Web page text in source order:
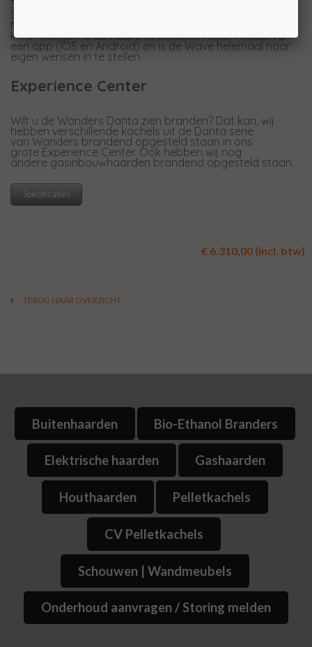
30% te branden en de andere keer op 70% etc.
Standaard staat er één stand in de afstandsbediening.
Met de module waarmee u uw haard in uw WiFi netwerk
kunt "hangen' is de haard te bedienen door middel van
een app (IOS en Android) en is de Wave helemaal naar
eigen wensen in te stellen.
Experience Center
Wilt u de Wanders Danta zien branden? Dat kan, wij
hebben verschillende kachels uit de Danta serie
van Wanders brandend opgesteld staan in ons
grote Experience Center. Ook hebben wij nog
andere gasinbouwhaarden brandend opgesteld staan.
Specificaties
€ 6.310,00 (incl. btw)
TERUG NAAR OVERZICHT
Buitenhaarden Bio-Ethanol Branders
Elektrische haarden Gashaarden
Houthaarden Pelletkachels
CV Pelletkachels
Schouwen | Wandmeubels
Onderhoud aanvragen / Storing melden